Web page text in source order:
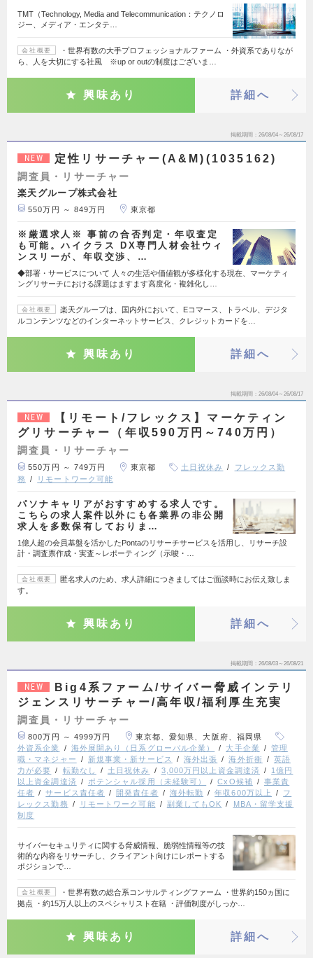
TMT（Technology, Media and Telecommunication：テクノロ
ジー、メディア・エンタテ…
会社概要
・世界有数の大手プロフェッショナルファーム ・外資系でありなが
ら、人を大切にする社風 ※up or outの制度はございま…
興味あり 詳細へ
掲載期間 26/08/04～26/08/17
NEW 定性リサーチャー(A&M)(1035162)
調査員・リサーチャー
楽天グループ株式会社
550万円 ～ 849万円 東京都
※厳選求人※ 事前の合否判定・年収査定
も可能。ハイクラス DX専門人材会社ウィ
ンスリーが、年収交渉、…
◆部署・サービスについて 人々の生活や価値観が多様化する現在、マーケティ
ングリサーチにおける課題はますます高度化・複雑化し…
会社概要
楽天グループは、国内外において、Eコマース、トラベル、デジタ
ルコンテンツなどのインターネットサービス、クレジットカードを…
興味あり 詳細へ
掲載期間 26/08/04～26/08/17
NEW
【リモート/フレックス】マーケティン
グリサーチャー（年収590万円～740万円）
調査員・リサーチャー
550万円 ～ 749万円 東京都 土日祝休み
フレックス勤
務
リモートワーク可能
パソナキャリアがおすすめする求人です。
こちらの求人案件以外にも各業界の非公開
求人を多数保有しておりま…
1億人超の会員基盤を活かしたPontaのリサーチサービスを活用し、リサーチ設
計・調査票作成・実査～レポーティング（示唆・…
会社概要
匿名求人のため、求人詳細につきましてはご面談時にお伝え致しま
す。
興味あり 詳細へ
掲載期間 26/08/03～26/08/21
NEW
Big4系ファーム/サイバー脅威インテリ
ジェンスリサーチャー/高年収/福利厚生充実
調査員・リサーチャー
800万円 ～ 4999万円
東京都、愛知県、大阪府、福岡県
外資系企業
海外展開あり（日系グローバル企業） 大手企業
管理
職・マネジャー
新規事業・新サービス 海外出張 海外折衝
英語
力が必要
転勤なし 土日祝休み 3,000万円以上資金調達済
1億円
以上資金調達済
ポテンシャル採用（未経験可） CxO候補
事業責
任者
サービス責任者 開発責任者 海外転勤 年収600万以上
フ
レックス勤務
リモートワーク可能 副業してもOK
MBA・留学支援
制度
サイバーセキュリティに関する脅威情報、脆弱性情報等の技
術的な内容をリサーチし、クライアント向けにレポートする
ポジションで…
会社概要
・世界有数の総合系コンサルティングファーム ・世界約150ヵ国に
拠点 ・約15万人以上のスペシャリスト在籍 ・評価制度がしっか…
興味あり 詳細へ